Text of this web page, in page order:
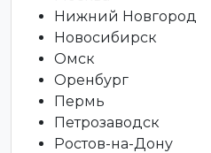
Нижний Новгород
Новосибирск
Омск
Оренбург
Пермь
Петрозаводск
Ростов-на-Дону